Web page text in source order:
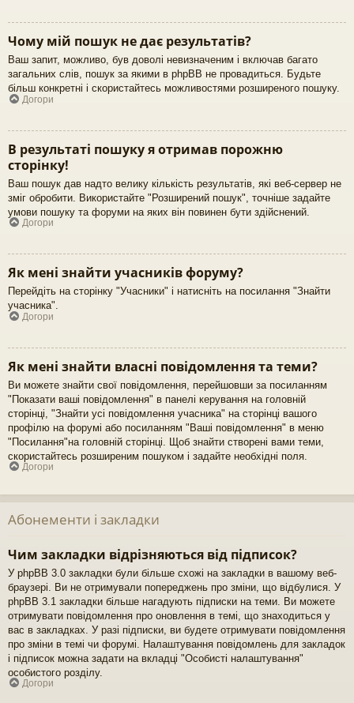
Чому мій пошук не дає результатів?
Ваш запит, можливо, був доволі невизначеним і включав багато
загальних слів, пошук за якими в phpBB не провадиться. Будьте
більш конкретні і скористайтесь можливостями розширеного пошуку.
Догори
В результаті пошуку я отримав порожню
сторінку!
Ваш пошук дав надто велику кількість результатів, які веб-сервер не
зміг обробити. Використайте "Розширений пошук", точніше задайте
умови пошуку та форуми на яких він повинен бути здійснений.
Догори
Як мені знайти учасників форуму?
Перейдіть на сторінку "Учасники" і натисніть на посилання "Знайти
учасника".
Догори
Як мені знайти власні повідомлення та теми?
Ви можете знайти свої повідомлення, перейшовши за посиланням
"Показати ваші повідомлення" в панелі керування на головній
сторінці, "Знайти усі повідомлення учасника" на сторінці вашого
профілю на форумі або посиланням "Ваші повідомлення" в меню
"Посилання"на головній сторінці. Щоб знайти створені вами теми,
скористайтесь розширеним пошуком і задайте необхідні поля.
Догори
Абонементи і закладки
Чим закладки відрізняються від підписок?
У phpBB 3.0 закладки були більше схожі на закладки в вашому веб-
браузері. Ви не отримували попереджень про зміни, що відбулися. У
phpBB 3.1 закладки більше нагадують підписки на теми. Ви можете
отримувати повідомлення про оновлення в темі, що знаходиться у
вас в закладках. У разі підписки, ви будете отримувати повідомлення
про зміни в темі чи форумі. Налаштування повідомлень для закладок
і підписок можна задати на вкладці "Особисті налаштування"
особистого розділу.
Догори